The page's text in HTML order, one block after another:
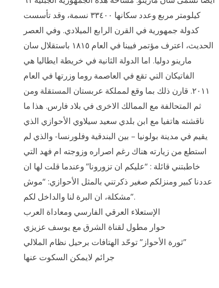
كيلومتر مربع وعدد سكانها ٣٣٤٠٠ نسمة، وقد تأسست
كدولة جمهورية في القرن الرابع الميلادي. وفي العصر
الحديث، اعترف مؤتمر فيينا في العام ١٨١٥ باستقلال سان
مارينو دوليا. اما الدولة الثانية في خريطة ايطاليا هي
الفاتيكان التي تقع في العاصمة روما وزرتها في العام
٢٠١١. قارن ذلك بما وقع لمملكة عربستان المستقلة ومن
ثم المتحالفة مع الممالك الاخرى في بلاد فارس. هذا ما
ناقشته هاتفيا مع ابن بلدي سعيد سيلاوي الأحوازي الذي
يقيم في مدينة بولونيا – بين البندقية وفلورنسا- والذي لم
استطع من زيارته هناك رغم اصراره وزوجته ام فهد التي
خاطبتني قائلة : “عليكم ان تزورونا” وعندما قلت لها ان
عددنا كبير ومنزلكم صغير ذكرتني بالمثل الأحوازي: “موش
مشكلة، ان البرة لنا والداخل لكم”.
الإستعلاء العرقي الفارسي ومعاداة العرب
حوار مطول لقناة الشرق مع يوسف عزيزي
ثورة الأحواز” توحّد الهتافات برحيل نظام الملالي”
جرائم لايمكن السكوت عنها